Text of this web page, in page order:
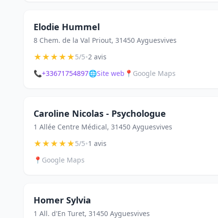
Elodie Hummel
8 Chem. de la Val Priout, 31450 Ayguesvives
★★★★★5/5•2 avis
📞+33671754897🌐Site web 📍 Google Maps
Caroline Nicolas - Psychologue
1 Allée Centre Médical, 31450 Ayguesvives
★★★★★5/5•1 avis
📍 Google Maps
Homer Sylvia
1 All. d'En Turet, 31450 Ayguesvives